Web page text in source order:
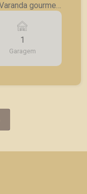
-
A
seus clientes
vendas
1
Garagem